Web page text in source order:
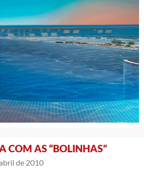
COM AS “BOLINHAS”
de 2010